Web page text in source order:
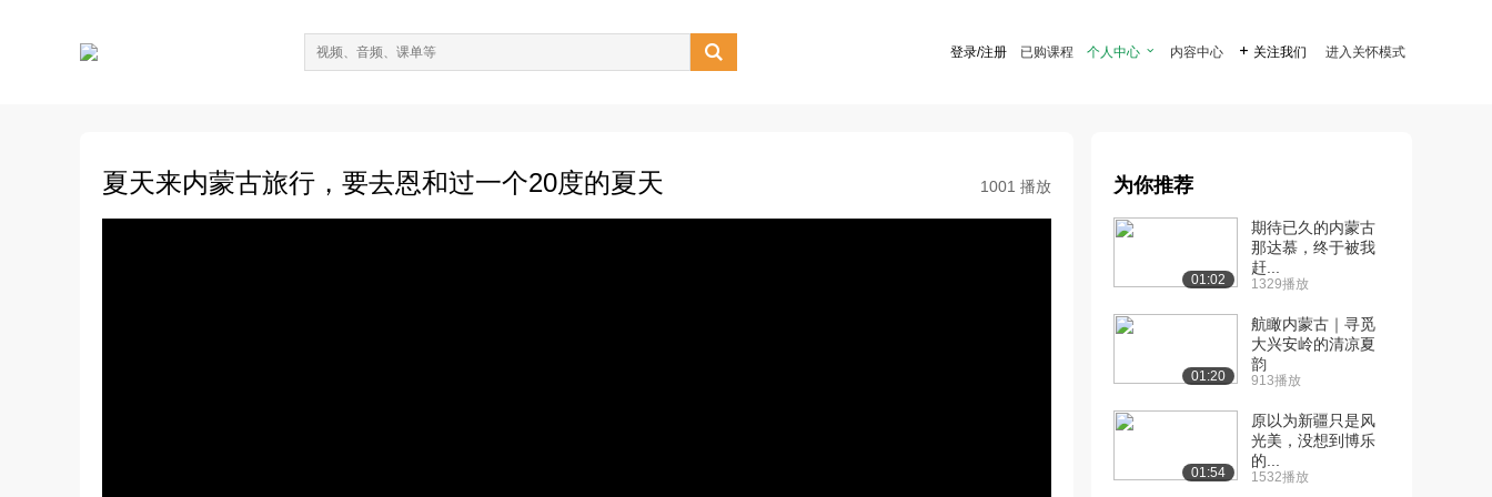
 登录/注册 已购课程 个人中心  内容中心  关注我们 进入关怀模式
夏天来内蒙古旅行，要去恩和过一个20度的夏天 1001 播放 为你推荐
01:02
期待已久的内蒙古
那达慕，终于被我
赶...
1329播放
01:20
航瞰内蒙古｜寻觅
大兴安岭的清凉夏
韵
913播放
01:54
原以为新疆只是风
光美，没想到博乐
的...
1532播放